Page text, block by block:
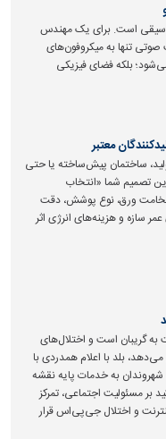
است. برای یک مهندس
تنها به میکروفون‌های
بلکه فضای فیزیکی
معتبر
ساختمان پیش‌ساخته یا حتی
تصمیم شما «انتخاب
ضخامت ورق، نوع پوشش، دقت
سازه و هزینه‌های انرژی اثر
گریبان است و اختلال‌های
بلد با اعلام همدردی با
به خدمات پایه نقشه
بر مسئولیت اجتماعی، تمرکز
و اختلال جی‌پی‌اس قرار